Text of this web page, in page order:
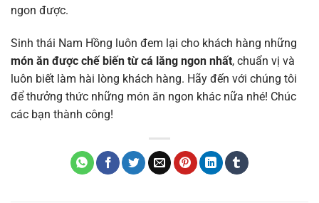
ngon được.
Sinh thái Nam Hồng luôn đem lại cho khách hàng những
món ăn được chế biến từ cá lăng ngon nhất, chuẩn vị và
luôn biết làm hài lòng khách hàng. Hãy đến với chúng tôi
để thưởng thức những món ăn ngon khác nữa nhé! Chúc
các bạn thành công!